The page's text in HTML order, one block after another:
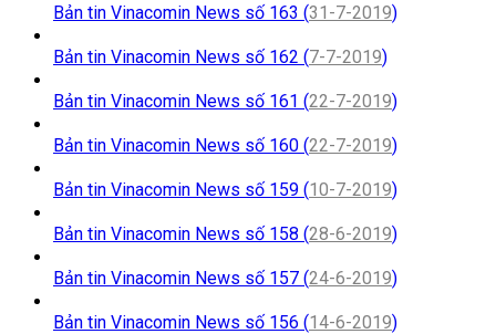
Bản tin Vinacomin News số 163 (31-7-2019)
Bản tin Vinacomin News số 162 (7-7-2019)
Bản tin Vinacomin News số 161 (22-7-2019)
Bản tin Vinacomin News số 160 (22-7-2019)
Bản tin Vinacomin News số 159 (10-7-2019)
Bản tin Vinacomin News số 158 (28-6-2019)
Bản tin Vinacomin News số 157 (24-6-2019)
Bản tin Vinacomin News số 156 (14-6-2019)